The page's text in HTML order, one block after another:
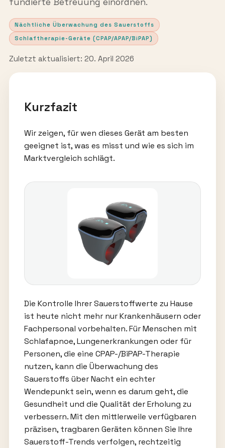
fundierte Betreuung einordnen.
Nächtliche Überwachung des Sauerstoffs
Schlaftherapie-Geräte (CPAP/APAP/BiPAP)
Zuletzt aktualisiert: 20. April 2026
Kurzfazit
Wir zeigen, für wen dieses Gerät am besten
geeignet ist, was es misst und wie es sich im
Marktvergleich schlägt.
Die Kontrolle Ihrer Sauerstoffwerte zu Hause
ist heute nicht mehr nur Krankenhäusern oder
Fachpersonal vorbehalten. Für Menschen mit
Schlafapnoe, Lungenerkrankungen oder für
Personen, die eine CPAP-/BiPAP-Therapie
nutzen, kann die Überwachung des
Sauerstoffs über Nacht ein echter
Wendepunkt sein, wenn es darum geht, die
Gesundheit und die Qualität der Erholung zu
verbessern. Mit den mittlerweile verfügbaren
präzisen, tragbaren Geräten können Sie Ihre
Sauerstoff-Trends verfolgen, rechtzeitig